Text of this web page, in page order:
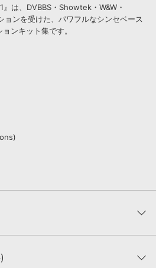
は、DVBBS・Showtek・W&W・
ンを受けた、パワフルなシンセベース
ンキット集です。